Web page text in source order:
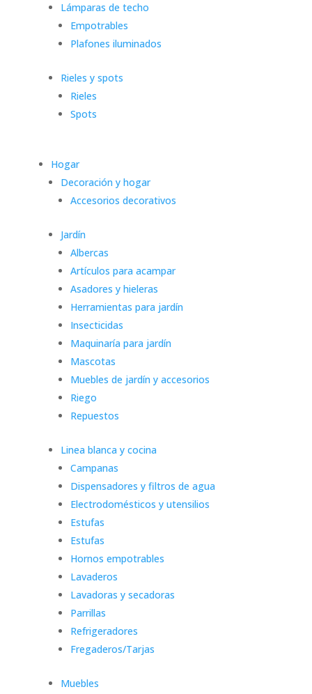
Lámparas de techo
Empotrables
Plafones iluminados
Rieles y spots
Rieles
Spots
Hogar
Decoración y hogar
Accesorios decorativos
Jardín
Albercas
Artículos para acampar
Asadores y hieleras
Herramientas para jardín
Insecticidas
Maquinaría para jardín
Mascotas
Muebles de jardín y accesorios
Riego
Repuestos
Linea blanca y cocina
Campanas
Dispensadores y filtros de agua
Electrodomésticos y utensilios
Estufas
Estufas
Hornos empotrables
Lavaderos
Lavadoras y secadoras
Parrillas
Refrigeradores
Fregaderos/Tarjas
Muebles